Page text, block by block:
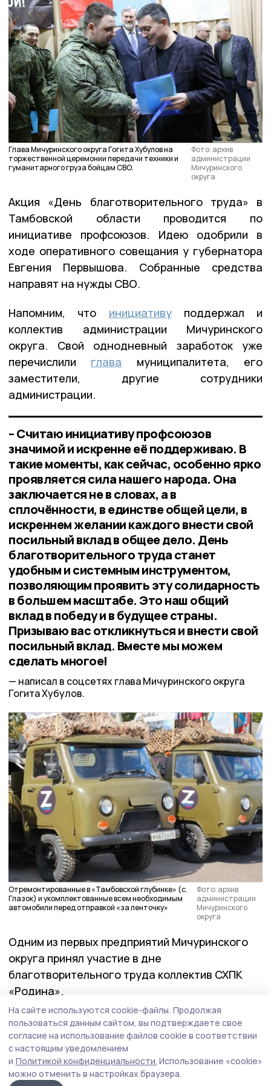
Глава Мичуринского округа Гогита Хубулов на
торжественной церемонии передачи техники и
гуманитарного груза бойцам СВО.
Фото: архив
администрации
Мичуринского
округа
Акция «День благотворительного труда» в
Тамбовской области проводится по
инициативе профсоюзов. Идею одобрили в
ходе оперативного совещания у губернатора
Евгения Первышова. Собранные средства
направят на нужды СВО.
Напомним, что инициативуподдержал и
коллектив администрации Мичуринского
округа. Свой однодневный заработок уже
перечислили глава муниципалитета, его
заместители, другие сотрудники
администрации.
– Считаю инициативу профсоюзов
значимой и искренне её поддерживаю. В
такие моменты, как сейчас, особенно ярко
проявляется сила нашего народа. Она
заключается не в словах, а в
сплочённости, в единстве общей цели, в
искреннем желании каждого внести свой
посильный вклад в общее дело. День
благотворительного труда станет
удобным и системным инструментом,
позволяющим проявить эту солидарность
в большем масштабе. Это наш общий
вклад в победу и в будущее страны.
Призываю вас откликнуться и внести свой
посильный вклад. Вместе мы можем
сделать многое!
написал в соцсетях глава Мичуринского округа
Гогита Хубулов.
Отремонтированные в «Тамбовской глубинке» (с.
Глазок) и укомплектованные всем необходимым
автомобили перед отправкой «за ленточку»
Фото: архив
администрации
Мичуринского
округа
Одним из первых предприятий Мичуринского
округа принял участие в дне
благотворительного труда коллектив СХПК
«Родина».
– Мы посчитали своим долгом
незамедлительно откликнуться на этот
призыв. В рамках данной инициативы наше
предприятие перечислило средства от
На сайте используются cookie-файлы. Продолжая
пользоваться данным сайтом, вы подтверждаете свое
согласие на использование файлов cookie в соответствии
с настоящим уведомлением
и Политикой конфиденциальности. Использование «cookie»
можно отменить в настройках браузера.